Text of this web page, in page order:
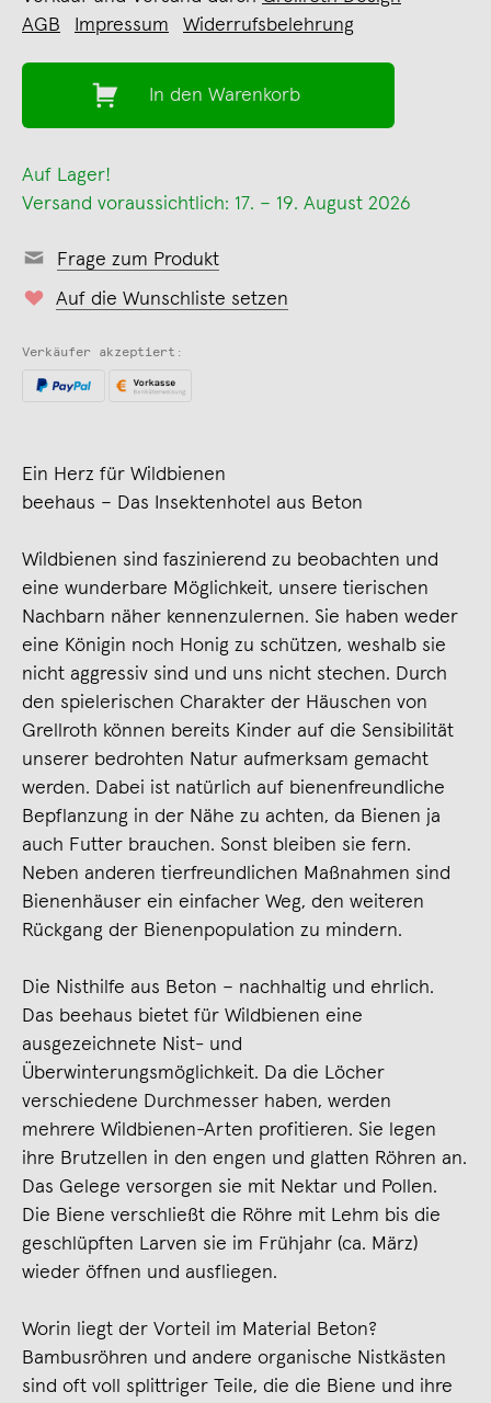
AGB
Impressum Widerrufsbelehrung
In den Warenkorb
Auf Lager!
Versand voraussichtlich: 17. – 19. August 2026
Frage zum Produkt
Auf die Wunschliste setzen
Verkäufer akzeptiert:
Ein Herz für Wildbienen
beehaus – Das Insektenhotel aus Beton
Wildbienen sind faszinierend zu beobachten und
eine wunderbare Möglichkeit, unsere tierischen
Nachbarn näher kennenzulernen. Sie haben weder
eine Königin noch Honig zu schützen, weshalb sie
nicht aggressiv sind und uns nicht stechen. Durch
den spielerischen Charakter der Häuschen von
Grellroth können bereits Kinder auf die Sensibilität
unserer bedrohten Natur aufmerksam gemacht
werden. Dabei ist natürlich auf bienenfreundliche
Bepflanzung in der Nähe zu achten, da Bienen ja
auch Futter brauchen. Sonst bleiben sie fern.
Neben anderen tierfreundlichen Maßnahmen sind
Bienenhäuser ein einfacher Weg, den weiteren
Rückgang der Bienenpopulation zu mindern.
Die Nisthilfe aus Beton – nachhaltig und ehrlich.
Das beehaus bietet für Wildbienen eine
ausgezeichnete Nist- und
Überwinterungsmöglichkeit. Da die Löcher
verschiedene Durchmesser haben, werden
mehrere Wildbienen-Arten profitieren. Sie legen
ihre Brutzellen in den engen und glatten Röhren an.
Das Gelege versorgen sie mit Nektar und Pollen.
Die Biene verschließt die Röhre mit Lehm bis die
geschlüpften Larven sie im Frühjahr (ca. März)
wieder öffnen und ausfliegen.
Worin liegt der Vorteil im Material Beton?
Bambusröhren und andere organische Nistkästen
sind oft voll splittriger Teile, die die Biene und ihre